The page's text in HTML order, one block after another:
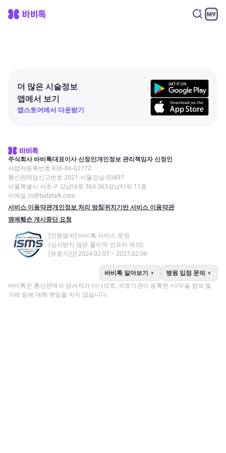
더 많은 시술정보
앱에서 보기
앱스토어에서 다운받기
주식회사 바비톡대표이사 신정인개인정보 관리책임자 신정인
사업자등록번호 836-86-02172
통신판매업신고번호 2021-서울강남-03497
서울특별시 서초구 강남대로 363 363강남타워 11층
이메일 cs@babitalk.com
서비스 이용약관개인정보 처리 방침위치기반 서비스 이용약관
명예훼손 게시중단 요청
[인증범위] 바비톡 서비스 운영
(심사받지 않은 물리적 인프라 제외)
[유효기간] 2024.02.07 ~ 2027.02.06
바비톡 알아보기 arrow_right 병원 입점 문의 arrow_right
바비톡은 통신판매의 당사자가 아니므로, 의료기관이 등록한 시/수술 정보 및
거래 등에 대해 책임을 지지 않습니다.